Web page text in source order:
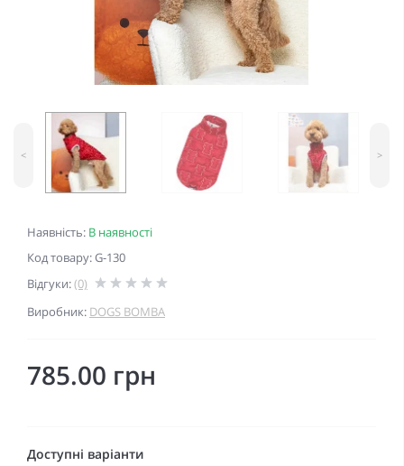
Наявність: В наявності
Код товару: G-130
Відгуки:(0)
Виробник: DOGS BOMBA
< >
785.00 грн
Доступні варіанти